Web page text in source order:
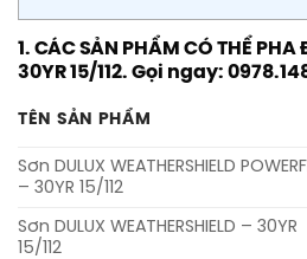
1. CÁC SẢN PHẨM CÓ THỂ
30YR 15/112. Gọi ngay:
TÊN SẢN PHẨM
Sơn DULUX WEATHERSHIELD
– 30YR 15/112
Sơn DULUX WEATHERSHIELD – 30YR
15/112